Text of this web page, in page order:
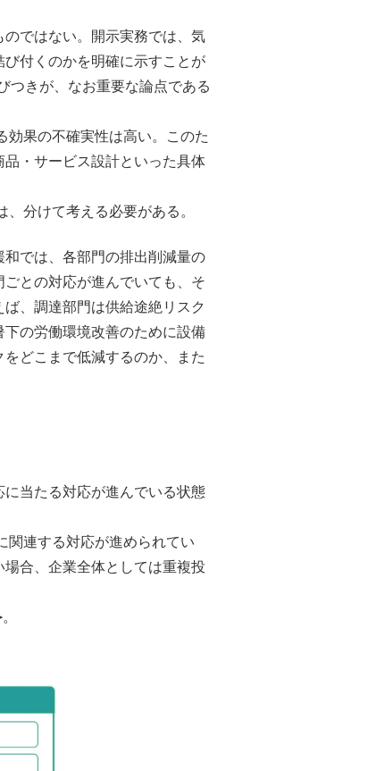
ではない。開示実務では、気
付くのかを明確に示すことが
つきが、なお重要な論点である
果の不確実性は高い。このた
・サービス設計といった具体
分けて考える必要がある。
では、各部門の排出削減量の
との対応が進んでいても、そ
、調達部門は供給途絶リスク
の労働環境改善のために設備
どこまで低減するのか、また
当たる対応が進んでいる状態
連する対応が進められてい
合、企業全体としては重複投
。